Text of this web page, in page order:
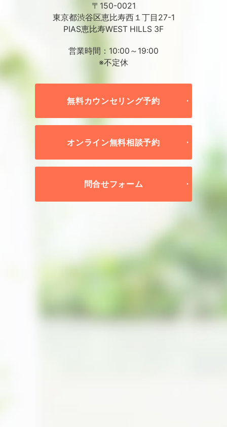
〒150-0021
東京都渋谷区恵比寿西１丁目27-1
PIAS恵比寿WEST HILLS 3F
営業時間：10:00～19:00
※不定休
無料カウンセリング予約
オンライン無料相談予約
問合せフォーム